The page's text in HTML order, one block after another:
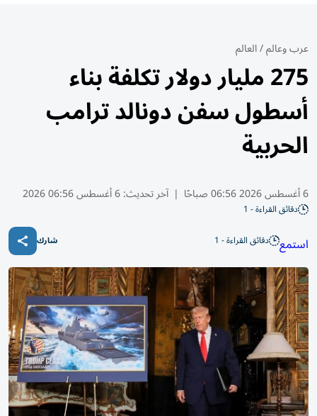
عرب وعالم/العالم
275 مليار دولار تكلفة بناء
أسطول سفن دونالد ترامب
الحربية
6 أغسطس 2026 06:56 صباحًا | آخر تحديث:6 أغسطس 06:56 2026
دقائق القراءة - 1
استمع دقائق القراءة - 1 شارك